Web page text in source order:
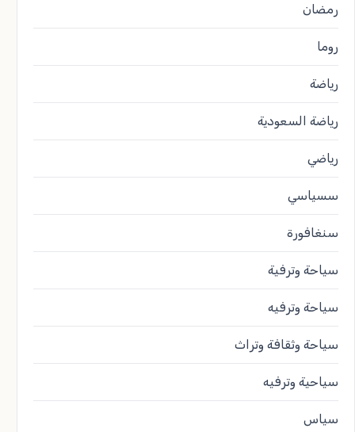
رمضان
روما
رياضة
رياضة السعودية
رياضي
سسياسي
سنغافورة
سياحة وترفية
سياحة وترفيه
سياحة وثقافة وتراث
سياحية وترفيه
سياس